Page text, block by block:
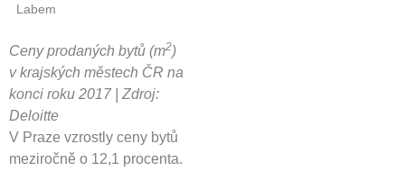
Labem
Ceny prodaných bytů (m2)
v krajských městech ČR na
konci roku 2017 | Zdroj:
Deloitte
V Praze vzrostly ceny bytů
meziročně o 12,1 procenta.